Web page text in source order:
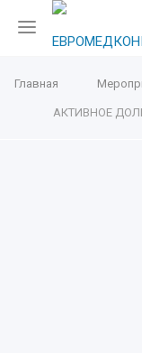
Главная
АКТИВНОЕ